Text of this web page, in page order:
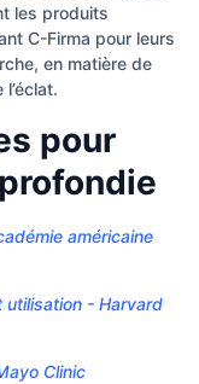
les produits
C-Firma pour leurs
en matière de
pour
américaine
utilisation - Harvard
Clinic